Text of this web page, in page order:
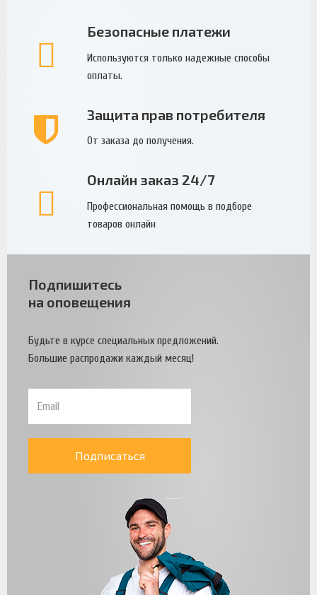
Безопасные платежи
Используются только надежные способы
оплаты.
Защита прав потребителя
От заказа до получения.
Онлайн заказ 24/7
Профессиональная помощь в подборе
товаров онлайн
Подпишитесь
на оповещения
Будьте в курсе специальных предложений.
Большие распродажи каждый месяц!
Подписаться